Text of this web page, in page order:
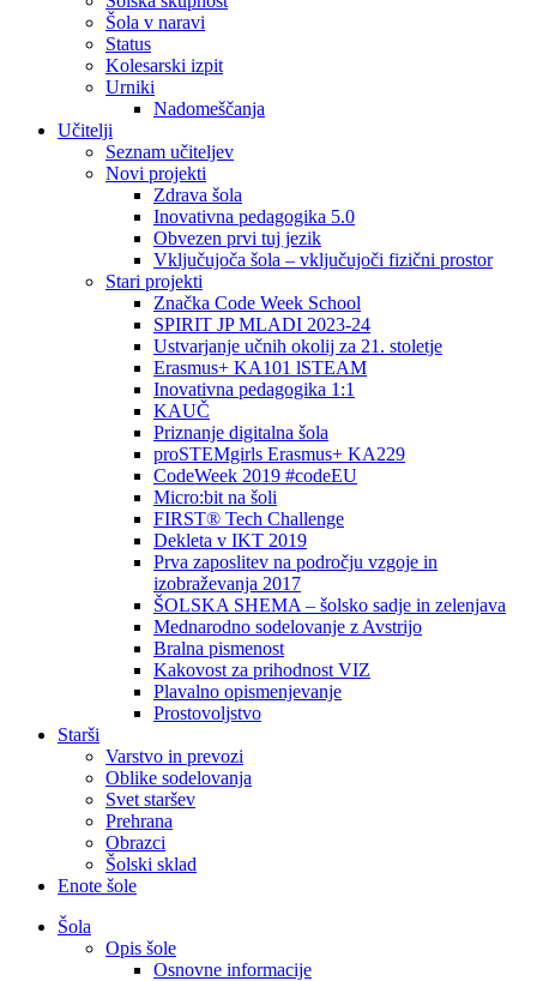
Šola v naravi
Status
Kolesarski izpit
Urniki
Nadomeščanja
Učitelji
Seznam učiteljev
Novi projekti
Zdrava šola
Inovativna pedagogika 5.0
Obvezen prvi tuj jezik
Vključujoča šola – vključujoči fizični prostor
Stari projekti
Značka Code Week School
SPIRIT JP MLADI 2023-24
Ustvarjanje učnih okolij za 21. stoletje
Erasmus+ KA101 lSTEAM
Inovativna pedagogika 1:1
KAUČ
Priznanje digitalna šola
proSTEMgirls Erasmus+ KA229
CodeWeek 2019 #codeEU
Micro:bit na šoli
FIRST® Tech Challenge
Dekleta v IKT 2019
Prva zaposlitev na področju vzgoje in
izobraževanja 2017
ŠOLSKA SHEMA – šolsko sadje in zelenjava
Mednarodno sodelovanje z Avstrijo
Bralna pismenost
Kakovost za prihodnost VIZ
Plavalno opismenjevanje
Prostovoljstvo
Starši
Varstvo in prevozi
Oblike sodelovanja
Svet staršev
Prehrana
Obrazci
Šolski sklad
Enote šole
Šola
Opis šole
Osnovne informacije